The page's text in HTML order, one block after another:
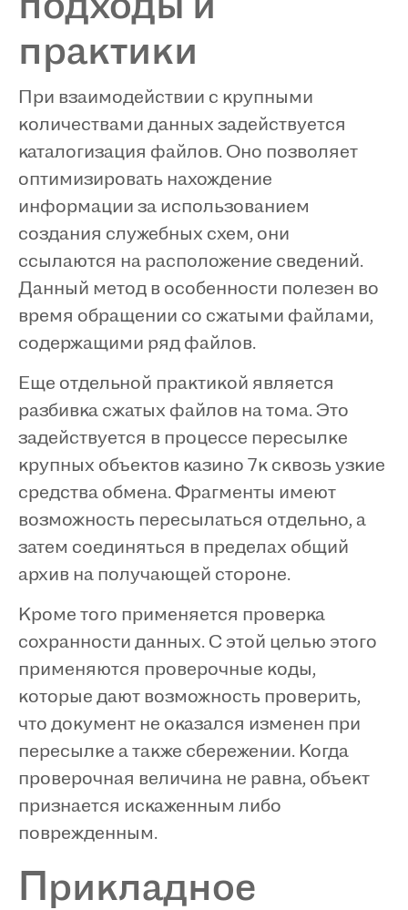
практики
При взаимодействии с крупными
количествами данных задействуется
каталогизация файлов. Оно позволяет
оптимизировать нахождение
информации за использованием
создания служебных схем, они
ссылаются на расположение сведений.
Данный метод в особенности полезен во
время обращении со сжатыми файлами,
содержащими ряд файлов.
Еще отдельной практикой является
разбивка сжатых файлов на тома. Это
задействуется в процессе пересылке
крупных объектов казино 7к сквозь узкие
средства обмена. Фрагменты имеют
возможность пересылаться отдельно, а
затем соединяться в пределах общий
архив на получающей стороне.
Кроме того применяется проверка
сохранности данных. С этой целью этого
применяются проверочные коды,
которые дают возможность проверить,
что документ не оказался изменен при
пересылке а также сбережении. Когда
проверочная величина не равна, объект
признается искаженным либо
поврежденным.
Прикладное